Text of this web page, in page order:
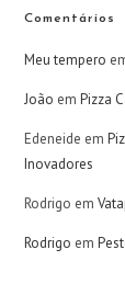
Comentários
Meu tempero
João emPizza
Edeneide em
Inovadores
Rodrigo em
Rodrigo em